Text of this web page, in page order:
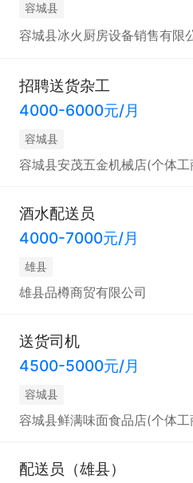
容城县
容城县冰火厨房设备销售有限
招聘送货杂工
4000-6000元/月
容城县
容城县安茂五金机械店(个体工
酒水配送员
4000-7000元/月
雄县
雄县品樽商贸有限公司
送货司机
4500-5000元/月
容城县
容城县鲜满味面食品店(个体工
配送员（雄县）